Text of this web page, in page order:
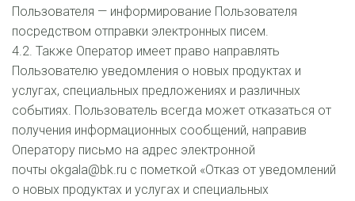
Пользователя — информирование Пользователя
посредством отправки электронных писем.
4.2. Также Оператор имеет право направлять
Пользователю уведомления о новых продуктах и
услугах, специальных предложениях и различных
событиях. Пользователь всегда может отказаться от
получения информационных сообщений, направив
Оператору письмо на адрес электронной
почты okgala@bk.ru с пометкой «Отказ от уведомлений
о новых продуктах и услугах и специальных